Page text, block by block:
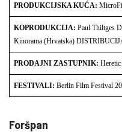
PRODUKCIJSKA KUĆA:
KOPRODUKCIJA: Paul Thiltges
Kinorama (Hrvatska)
PRODAJNI ZASTUPNIK:
FESTIVALI: Berlin Film Festival
Foršpan